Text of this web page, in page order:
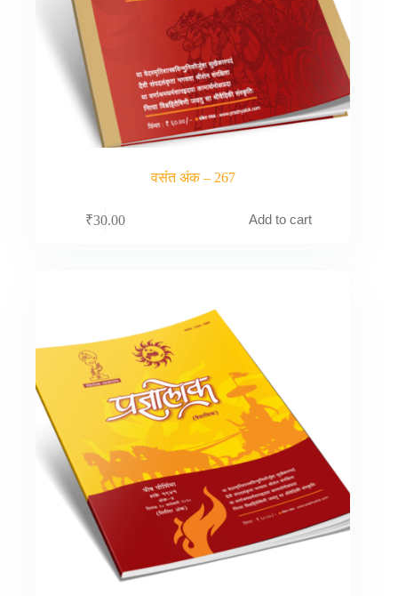
वसंंत अंक – 267
₹30.00 Add to cart